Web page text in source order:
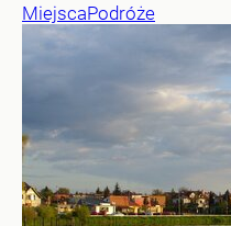
MiejscaPodróże